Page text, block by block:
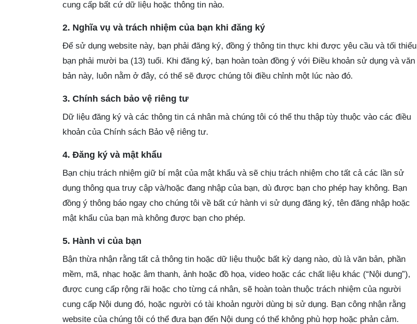
cung cấp bất cứ dữ liệu hoặc thông tin nào.
2. Nghĩa vụ và trách nhiệm của bạn khi đăng ký
Để sử dụng website này, bạn phải đăng ký, đồng ý thông tin thực khi được yêu cầu và tối thiểu
bạn phải mười ba (13) tuổi. Khi đăng ký, bạn hoàn toàn đồng ý với Điều khoản sử dụng và văn
bản này, luôn nằm ở đây, có thể sẽ được chúng tôi điều chỉnh một lúc nào đó.
3. Chính sách bảo vệ riêng tư
Dữ liệu đăng ký và các thông tin cá nhân mà chúng tôi có thể thu thập tùy thuộc vào các điều
khoản của Chính sách Bảo vệ riêng tư.
4. Đăng ký và mật khẩu
Bạn chịu trách nhiệm giữ bí mật của mật khẩu và sẽ chịu trách nhiệm cho tất cả các lần sử
dụng thông qua truy cập và/hoặc đang nhập của bạn, dù được bạn cho phép hay không. Bạn
đồng ý thông báo ngay cho chúng tôi về bất cứ hành vi sử dụng đăng ký, tên đăng nhập hoặc
mật khẩu của bạn mà không được bạn cho phép.
5. Hành vi của bạn
Bận thừa nhận rằng tất cả thông tin hoặc dữ liệu thuộc bất kỳ dạng nào, dù là văn bản, phần
mềm, mã, nhạc hoặc âm thanh, ảnh hoặc đồ họa, video hoặc các chất liệu khác (“Nội dung”),
được cung cấp rộng rãi hoặc cho từng cá nhân, sẽ hoàn toàn thuộc trách nhiệm của người
cung cấp Nội dung đó, hoặc người có tài khoản người dùng bị sử dụng. Bạn công nhận rằng
website của chúng tôi có thể đưa bạn đến Nội dung có thể không phù hợp hoặc phản cảm.